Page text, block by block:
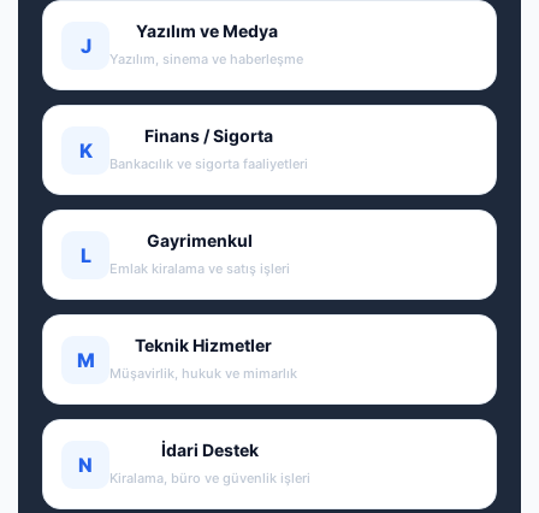
J
Yazılım ve Medya
Yazılım, sinema ve haberleşme
K
Finans / Sigorta
Bankacılık ve sigorta faaliyetleri
L
Gayrimenkul
Emlak kiralama ve satış işleri
M
Teknik Hizmetler
Müşavirlik, hukuk ve mimarlık
N
İdari Destek
Kiralama, büro ve güvenlik işleri